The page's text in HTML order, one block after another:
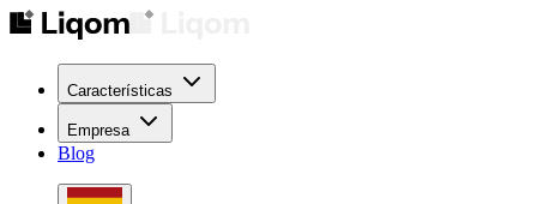
Características
Empresa
Blog